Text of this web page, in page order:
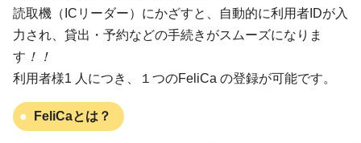
読取機（ICリーダー）にかざすと、自動的に利用者IDが入
力され、貸出・予約などの手続きがスムーズになりま
す ！！
利用者様1 人につき、１つのFeliCa の登録が可能です。
FeliCaとは？